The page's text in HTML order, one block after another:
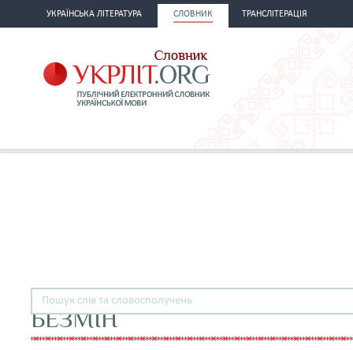
УКРАЇНСЬКА ЛІТЕРАТУРА СЛОВНИК ТРАНСЛІТЕРАЦІЯ
БЕЗМІН